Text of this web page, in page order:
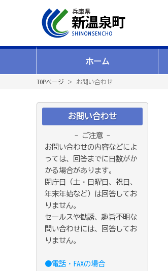
ホーム
TOPページ ＞ お問い合わせ
お問い合わせ
- ご注意 -
お問い合わせの内容などによ
っては、回答までに日数がか
かる場合があります。
閉庁日（土・日曜日、祝日、
年末年始など）は回答してお
りません。
セールスや勧誘、趣旨不明な
問い合わせには、回答してお
りません。
●電話・FAXの場合